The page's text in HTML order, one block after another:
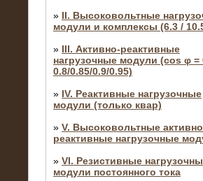
» II. Высоковольтные
модули и комплексы (6.3 /
» III. Активно-реактивные
нагрузочные модули (cos φ =
0.8/0.85/0.9/0.95)
» IV. Реактивные нагрузочные
модули (только квар)
» V. Высоковольтные
реактивные нагрузочные
» VI. Резистивные
модули постоянного тока